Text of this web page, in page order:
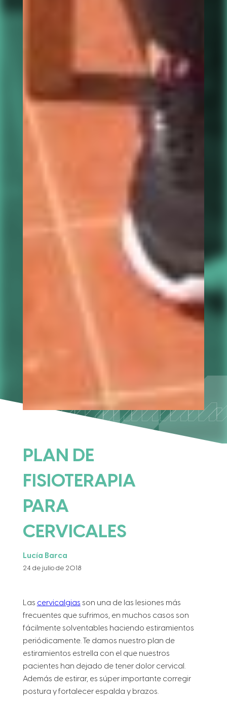
PLAN DE
FISIOTERAPIA
PARA
CERVICALES
Lucía Barca
24 de julio de 2018
Las cervicalgias son una de las lesiones más
frecuentes que sufrimos, en muchos casos son
fácilmente solventables haciendo estiramientos
periódicamente. Te damos nuestro plan de
estiramientos estrella con el que nuestros
pacientes han dejado de tener dolor cervical.
Además de estirar, es súper importante corregir
postura y fortalecer espalda y brazos.